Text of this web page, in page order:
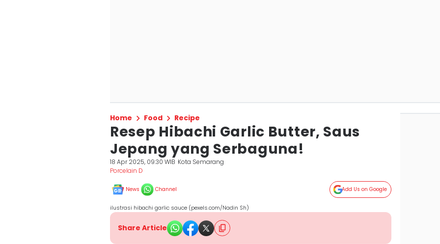
Home Food Recipe
Resep Hibachi Garlic Butter, Saus
Jepang yang Serbaguna!
18 Apr 2025, 09:30 WIB Kota Semarang
Porcelain D
News Channel Add Us on Google
ilustrasi hibachi garlic sauce (pexels.com/Nadin Sh)
Share Article